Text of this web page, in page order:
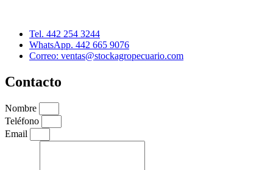
Tel. 442 254 3244
WhatsApp. 442 665 9076
Correo: ventas@stockagropecuario.com
Contacto
Nombre
Teléfono
Email